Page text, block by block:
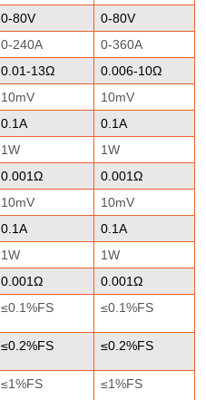
0-80V
0-80V
0-240A
0-360A
0.01-13Ω 0.006-10Ω
10mV
10mV
0.1A
0.1A
1W
1W
0.001Ω 0.001Ω
10mV
10mV
0.1A
0.1A
1W
1W
0.001Ω 0.001Ω
≤0.1%FS ≤0.1%FS
≤0.2%FS ≤0.2%FS
≤1%FS ≤1%FS